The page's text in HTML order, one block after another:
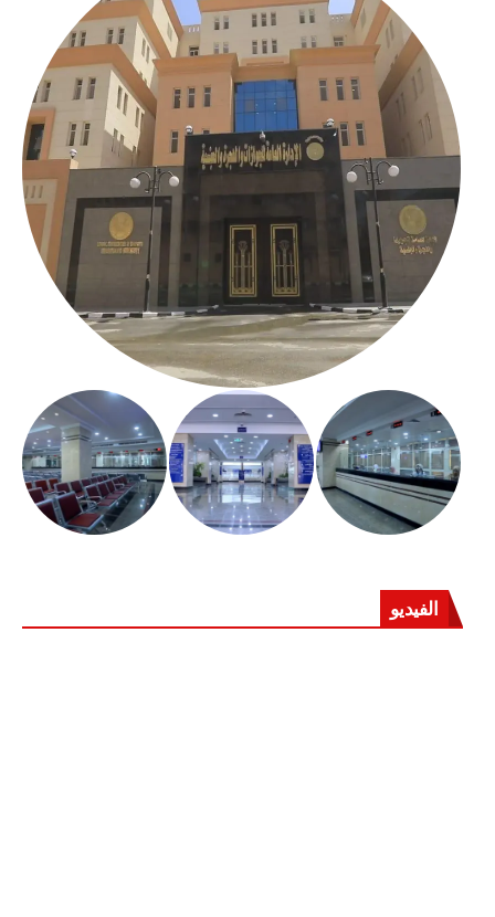
الفيديو